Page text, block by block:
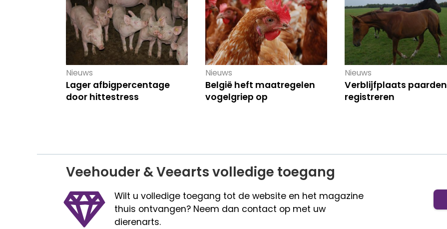
Nieuws
Lager afbigpercentage
door hittestress
Nieuws
België heft maatregelen
vogelgriep op
Nieuws
Verblijfplaats paarden
registreren
Veehouder & Veearts volledige toegang
Wilt u volledige toegang tot de website en het magazine
thuis ontvangen? Neem dan contact op met uw
dierenarts.